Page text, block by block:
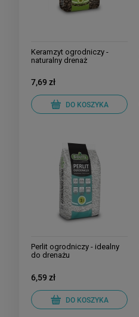
Keramzyt ogrodniczy -
naturalny drenaż
7,69 zł
DO KOSZYKA
Perlit ogrodniczy - idealny
do drenażu
6,59 zł
DO KOSZYKA